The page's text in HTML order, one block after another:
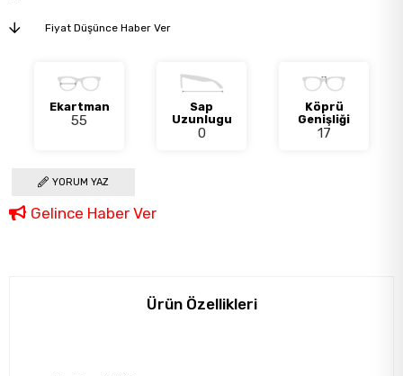
Fiyat Düşünce Haber Ver
Ekartman
55
Sap
Uzunlugu
0
Köprü
Genişliği
17
YORUM YAZ
Gelince Haber Ver
Ürün Özellikleri